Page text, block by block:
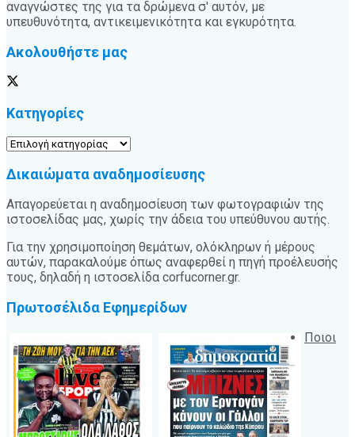
αναγνώστες της για τα δρώμενα σ' αυτόν, με
υπευθυνότητα, αντικειμενικότητα και εγκυρότητα.
Ακολουθήστε μας
Κατηγορίες
Κατηγορίες
Δικαιώματα αναδημοσίευσης
Απαγορεύεται η αναδημοσίευση των φωτογραφιών της
ιστοσελίδας μας, χωρίς την άδεια του υπεύθυνου αυτής.
Για την χρησιμοποίηση θεμάτων, ολόκληρων ή μέρους
αυτών, παρακαλούμε όπως αναφερθεί η πηγή προέλευσής
τους, δηλαδή η ιστοσελίδα corfucorner.gr.
Πρωτοσέλιδα Εφημερίδων
Ποιοι